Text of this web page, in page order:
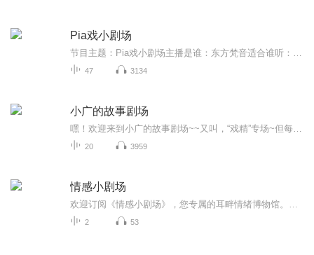
Pia戏小剧场
47 3134
小广的故事剧场
20 3959
情感小剧场
2 53